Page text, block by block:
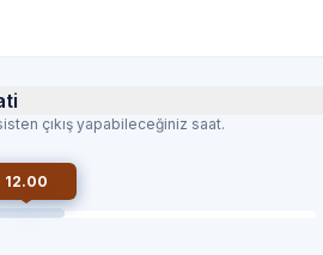
çıkış yapabileceğiniz saat.
12.00